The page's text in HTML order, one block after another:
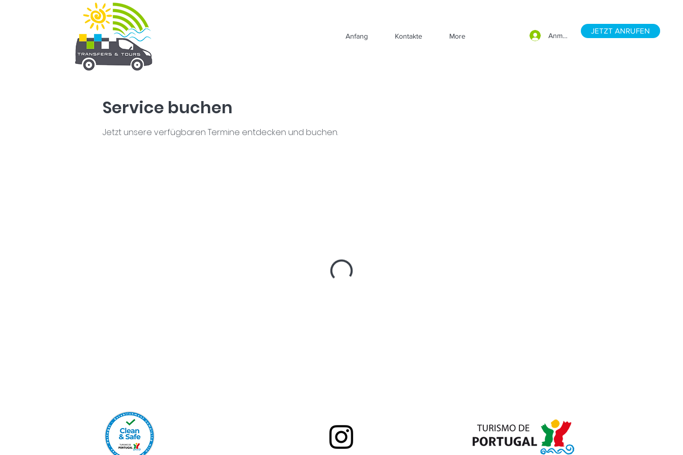
Anfang Kontakte More Anmelden
JETZT ANRUFEN
Service buchen
Jetzt unsere verfügbaren Termine entdecken und buchen.